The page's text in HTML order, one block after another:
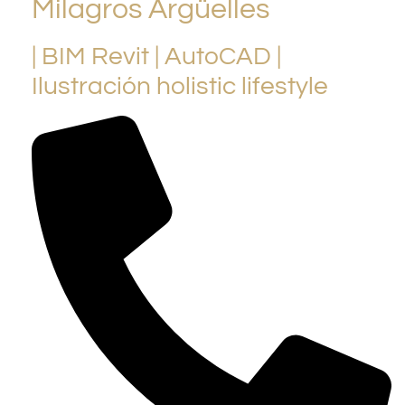
Milagros Argüelles
| BIM Revit | AutoCAD |
Ilustración holistic lifestyle